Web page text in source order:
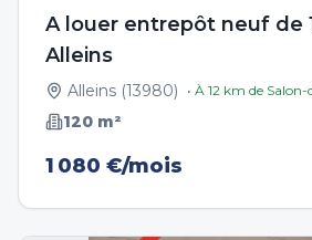
A louer entrepôt neuf de
Alleins
Alleins (13980) • À 12 km de Salon-
120 m²
1 080 €/mois